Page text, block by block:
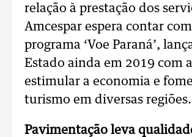
relação à prestação dos
Amcespar espera contar
programa ‘Voe Paraná’,
Estado ainda em 2019 com
estimular a economia e
turismo em diversas regiões.
Pavimentação leva